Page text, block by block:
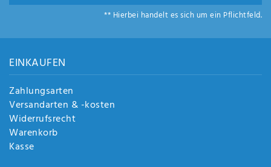
** Hierbei handelt es sich um ein Pflichtfeld.
EINKAUFEN
Zahlungsarten
Versandarten & -kosten
Widerrufsrecht
Warenkorb
Kasse